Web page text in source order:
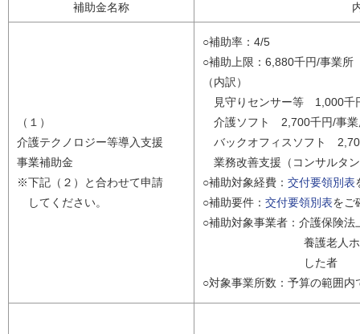
補助金名称
（１）
介護テクノロジー等導入支援
事業補助金
※下記（２）と合わせて申請
してください。
○補助率：4/5
○補助上限：6,880千円/事業所
（内訳）
見守りセンサー等 1,000千
介護ソフト 2,700千円/事業
バックオフィスソフト
業務改善支援（コンサルタ
○補助対象経費： 交付要領別表
○補助要件： 交付要領別表をご
○補助対象事業者：介護保険
養護老人ホーム、軽
した者
○対象事業所数：予算の範囲